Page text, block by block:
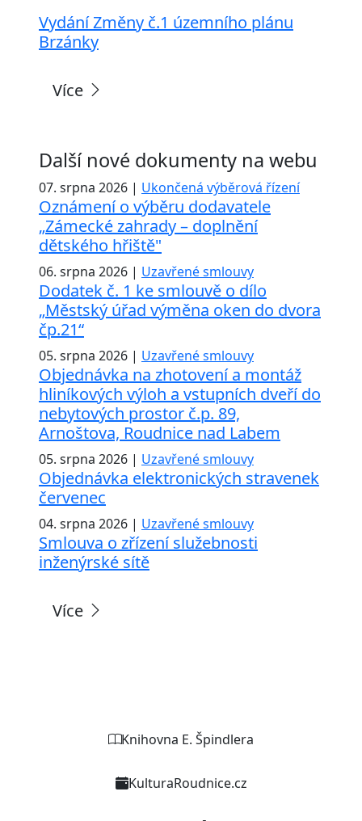
Vydání Změny č.1 územního plánu
Brzánky
Více
Další nové dokumenty na webu
07. srpna 2026 | Ukončená výběrová řízení
Oznámení o výběru dodavatele
„Zámecké zahrady – doplnění
dětského hřiště"
06. srpna 2026 | Uzavřené smlouvy
Dodatek č. 1 ke smlouvě o dílo
„Městský úřad výměna oken do dvora
čp.21“
05. srpna 2026 | Uzavřené smlouvy
Objednávka na zhotovení a montáž
hliníkových výloh a vstupních dveří do
nebytových prostor č.p. 89,
Arnoštova, Roudnice nad Labem
05. srpna 2026 | Uzavřené smlouvy
Objednávka elektronických stravenek
červenec
04. srpna 2026 | Uzavřené smlouvy
Smlouva o zřízení služebnosti
inženýrské sítě
Více
Knihovna E. Špindlera
KulturaRoudnice.cz